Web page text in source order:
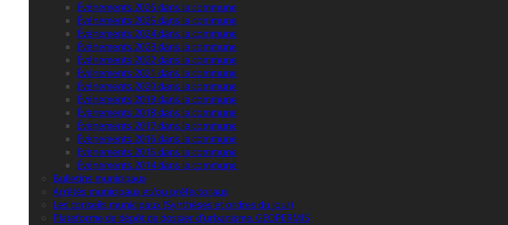
Événements 2026 dans la commune
Événements 2025 dans la commune
Événements 2024 dans la commune
Événements 2023 dans la commune
Événements 2022 dans la commune
Événements 2021 dans la commune
Événements 2020 dans la commune
Événements 2019 dans la commune
Évènements 2018 dans la commune
Évènements 2017 dans la commune
Évènements 2016 dans la commune
Evènements 2015 dans la commune
Événements 2014 dans la commune.
Bulletins municipaux
Arrêtés municipaux et/ou préfectoraux
Les conseils municipaux (Synthèses et ordres du jour)
Plateforme de dépôt de dossier d’urbanisme. GEOPERMIS